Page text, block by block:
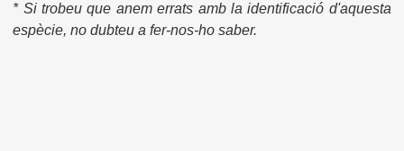
* Si trobeu que anem errats amb la identificació d'aquesta
espècie, no dubteu a fer-nos-ho saber.